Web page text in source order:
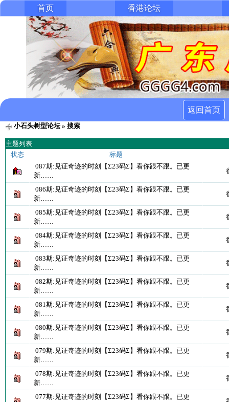
首页 香港论坛
返回首页
小石头树型论坛» 搜索
主题列表
状态
标题
087期:见证奇迹的时刻【Σ23码Σ】看你跟不跟。已更
新……
086期:见证奇迹的时刻【Σ23码Σ】看你跟不跟。已更
新……
085期:见证奇迹的时刻【Σ23码Σ】看你跟不跟。已更
新……
084期:见证奇迹的时刻【Σ23码Σ】看你跟不跟。已更
新……
083期:见证奇迹的时刻【Σ23码Σ】看你跟不跟。已更
新……
082期:见证奇迹的时刻【Σ23码Σ】看你跟不跟。已更
新……
081期:见证奇迹的时刻【Σ23码Σ】看你跟不跟。已更
新……
080期:见证奇迹的时刻【Σ23码Σ】看你跟不跟。已更
新……
079期:见证奇迹的时刻【Σ23码Σ】看你跟不跟。已更
新……
078期:见证奇迹的时刻【Σ23码Σ】看你跟不跟。已更
新……
077期:见证奇迹的时刻【Σ23码Σ】看你跟不跟。已更